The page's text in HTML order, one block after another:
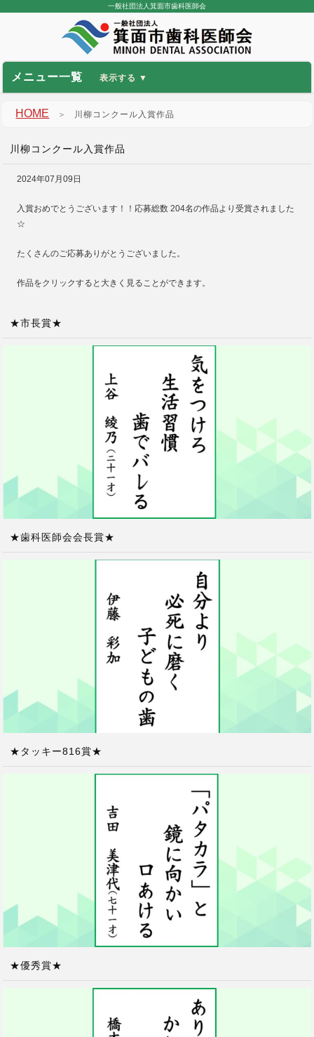
一般社団法人箕面市歯科医師会
メニュー一覧
HOME ＞ 川柳コンクール入賞作品
川柳コンクール入賞作品
2024年07月09日
入賞おめでとうございます！！応募総数 204名の作品より受賞されました
☆
たくさんのご応募ありがとうございました。
作品をクリックすると大きく見ることができます。
★市長賞★
★歯科医師会会長賞★
★タッキー816賞★
★優秀賞★